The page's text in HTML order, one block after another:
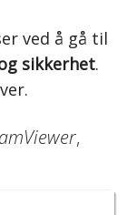
ved å gå til
sikkerhet.
,